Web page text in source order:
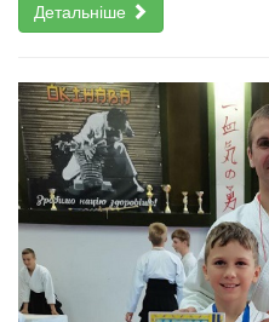
Детальніше